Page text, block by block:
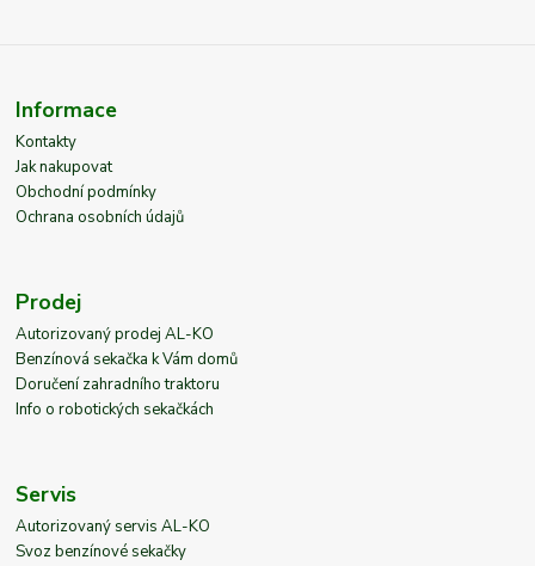
Informace
Kontakty
Jak nakupovat
Obchodní podmínky
Ochrana osobních údajů
Prodej
Autorizovaný prodej AL-KO
Benzínová sekačka k Vám domů
Doručení zahradního traktoru
Info o robotických sekačkách
Servis
Autorizovaný servis AL-KO
Svoz benzínové sekačky